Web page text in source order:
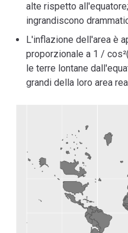
alte rispetto
ingrandiscono
L'inflazione dell'area è
proporzionale a 1 /
le terre lontane
grandi della loro area